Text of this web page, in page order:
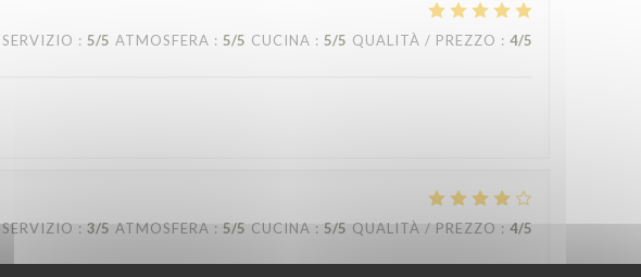
SERVIZIO : 5/5 ATMOSFERA : 5/5 CUCINA : 5/5 QUALITÀ / PREZZO : 4/5
SERVIZIO : 3/5 ATMOSFERA : 5/5 CUCINA : 5/5 QUALITÀ / PREZZO : 4/5